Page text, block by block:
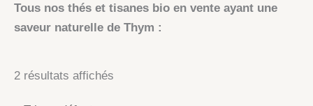
Tous nos thés et tisanes bio en vente ayant une
saveur naturelle de Thym :
2 résultats affichés